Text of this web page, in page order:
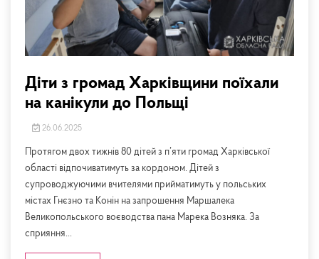
Діти з громад Харківщини поїхали
на канікули до Польщі
26.06.2025
Протягом двох тижнів 80 дітей з п’яти громад Харківської
області відпочиватимуть за кордоном. Дітей з
супроводжуючими вчителями прийматимуть у польських
містах Гнєзно та Конін на запрошення Маршалека
Великопольського воєводства пана Марека Возняка. За
сприяння...